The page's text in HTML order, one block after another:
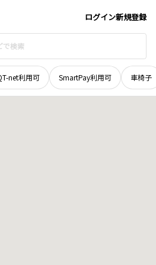
ログイン新規登録
net利用可 SmartPay利用可 車椅子